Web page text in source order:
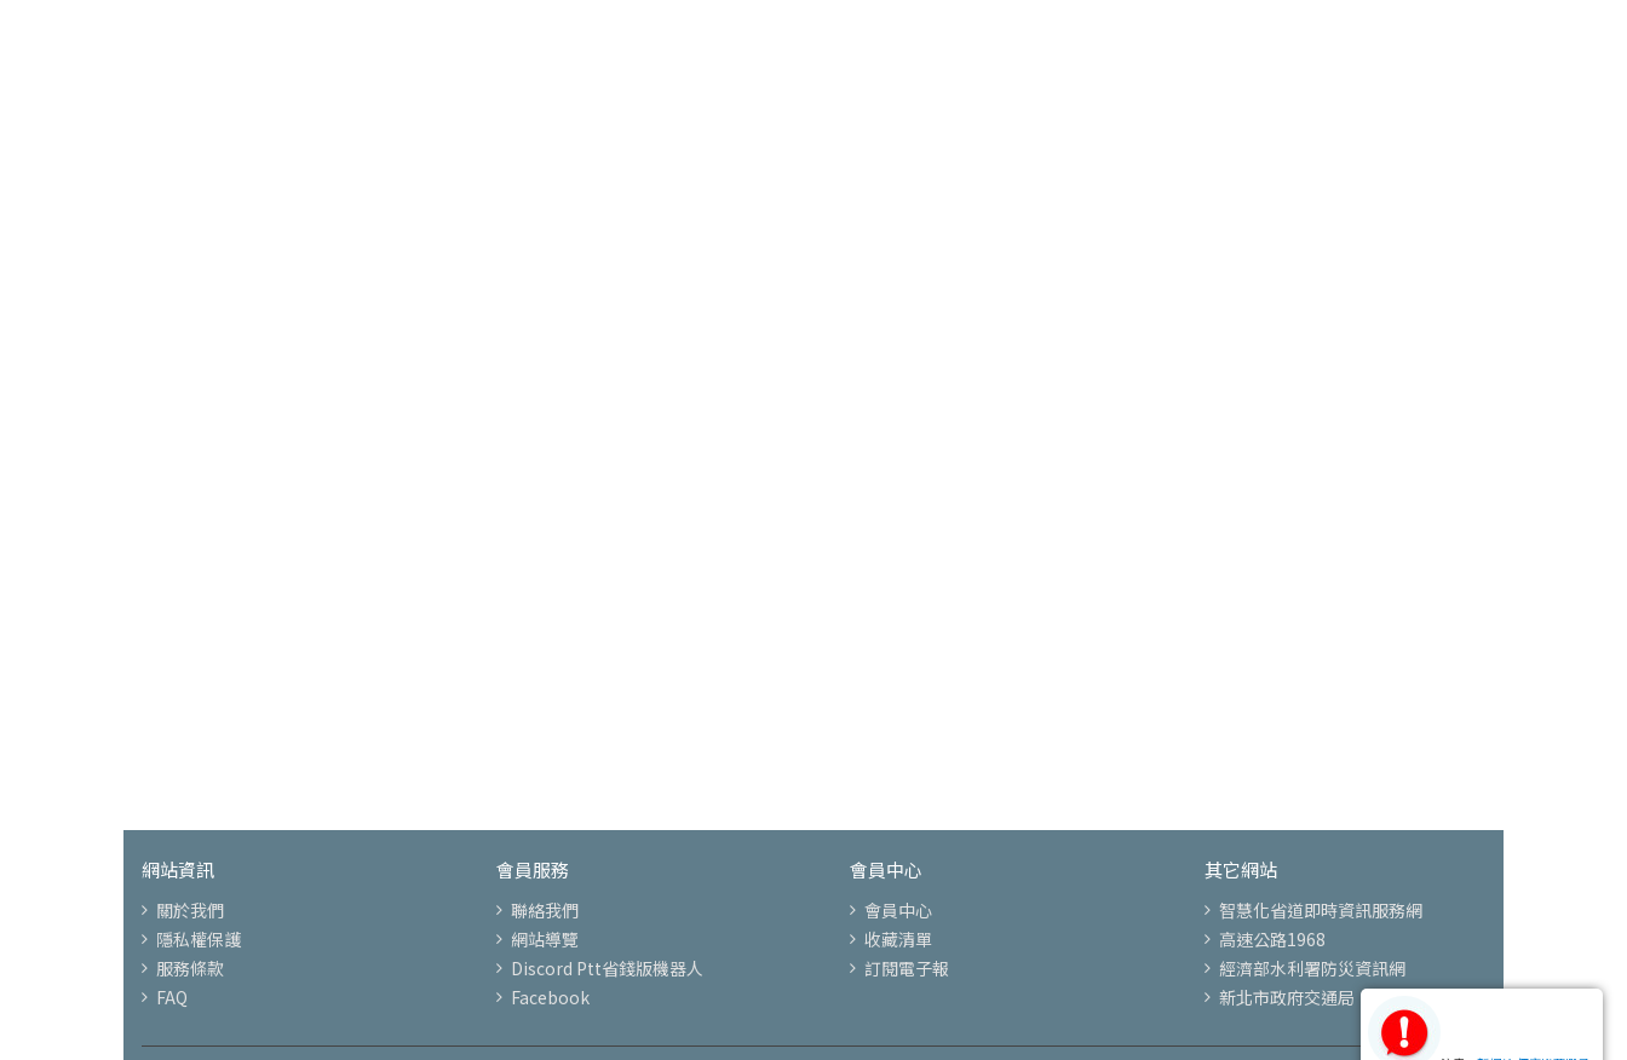
網站資訊
關於我們
隱私權保護
服務條款
FAQ
會員服務
聯絡我們
網站導覽
Discord Ptt省錢版機器人
Facebook
會員中心
會員中心
收藏清單
訂閱電子報
其它網站
智慧化省道即時資訊服務網
高速公路1968
經濟部水利署防災資訊網
新北市政府交通局